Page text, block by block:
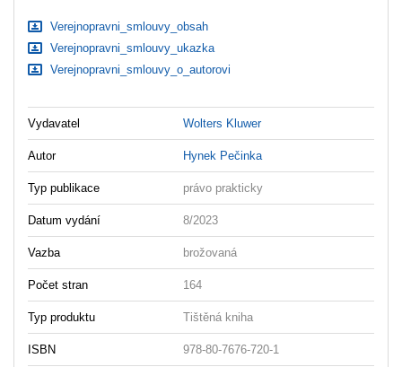
Verejnopravni_smlouvy_obsah
Verejnopravni_smlouvy_ukazka
Verejnopravni_smlouvy_o_autorovi
Vydavatel Wolters Kluwer
Autor Hynek Pečinka
Typ publikace právo prakticky
Datum vydání 8/2023
Vazba brožovaná
Počet stran 164
Typ produktu Tištěná kniha
ISBN 978-80-7676-720-1